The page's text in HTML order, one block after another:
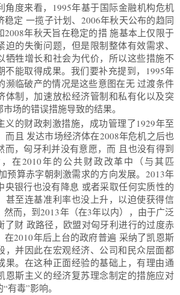
角度来看，1995年基于国际金融机构危机
稳定 一揽子计划、2006年秋天公布的趋同
2008年秋天旨在稳定的措 施基本上仅限于
迫的失衡问题，但是限制整体有效需求、
牺牲增长和社会为代价，所以这些措施不
不能取得成果。我们要补充提到，1995年
濒临破产的情况是这些意图在无 过渡条件
体制，加速放松经济管制和私有化以及突
场的错误措施导致的结果。
义的财政刺激措施，成功管理了1929年至
而且 发达市场经济体在2008年危机之后也
而，匈牙利并没有意愿，而 且也没有得到
在2010年的公共财政改革中（与其匹
预算赤字朝刺激需求的方向发展。2013年
央银行也没有降息 或者采取任何实质性的
甚至连基准利率也没上升，以迫使获得信
然而，到2013年（在3年以内），由于广泛
了财 政路径，欧盟对匈牙利进行的过度赤
在2010年后上台的政府普遍 采纳了凯恩斯
，并因此在宏观经济、公司和民众层面都
果。在这种正面经验的基础上，有理由通
恩斯主义的经济复苏理念制定的措施应对
有毒”影响。